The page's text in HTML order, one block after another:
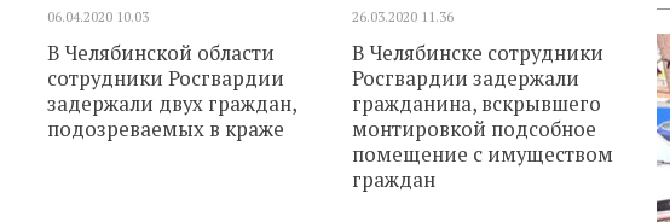
06.04.2020 10.03
В Челябинской области
сотрудники Росгвардии
задержали двух граждан,
подозреваемых в краже
26.03.2020 11.36
В Челябинске сотрудники
Росгвардии задержали
гражданина, вскрывшего
монтировкой подсобное
помещение с имуществом
граждан